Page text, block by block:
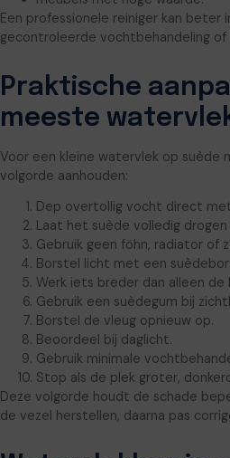
Een professionele reiniger kan beter
gecontroleerde vochtbehandeling of
Praktische
meeste
Voor een kleine watervlek op suède
volgorde aanhouden:
Dep overtollig vocht direct
Laat het suède volledig
Gebruik geen föhn, radiator of
Borstel licht met een
Werk iets breder dan alleen de
Gebruik een suèdegum bij
Borstel de vleug opnieuw op.
Beoordeel bij daglicht.
Gebruik minimale
Stop als de plek groter,
Deze volgorde houdt de schade
de vezel herstellen, daarna pas